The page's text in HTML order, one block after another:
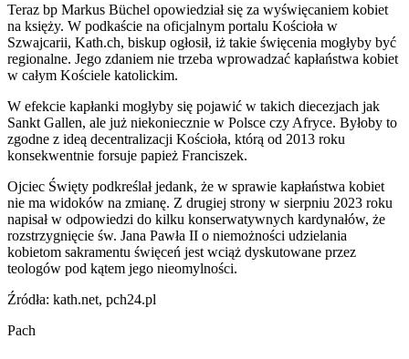
Teraz bp Markus Büchel opowiedział się za wyświęcaniem kobiet
na księży. W podkaście na oficjalnym portalu Kościoła w
Szwajcarii, Kath.ch, biskup ogłosił, iż takie święcenia mogłyby być
regionalne. Jego zdaniem nie trzeba wprowadzać kapłaństwa kobiet
w całym Kościele katolickim.
W efekcie kapłanki mogłyby się pojawić w takich diecezjach jak
Sankt Gallen, ale już niekoniecznie w Polsce czy Afryce. Byłoby to
zgodne z ideą decentralizacji Kościoła, którą od 2013 roku
konsekwentnie forsuje papież Franciszek.
Ojciec Święty podkreślał jedank, że w sprawie kapłaństwa kobiet
nie ma widoków na zmianę. Z drugiej strony w sierpniu 2023 roku
napisał w odpowiedzi do kilku konserwatywnych kardynałów, że
rozstrzygnięcie św. Jana Pawła II o niemożności udzielania
kobietom sakramentu święceń jest wciąż dyskutowane przez
teologów pod kątem jego nieomylności.
Źródła: kath.net, pch24.pl
Pach